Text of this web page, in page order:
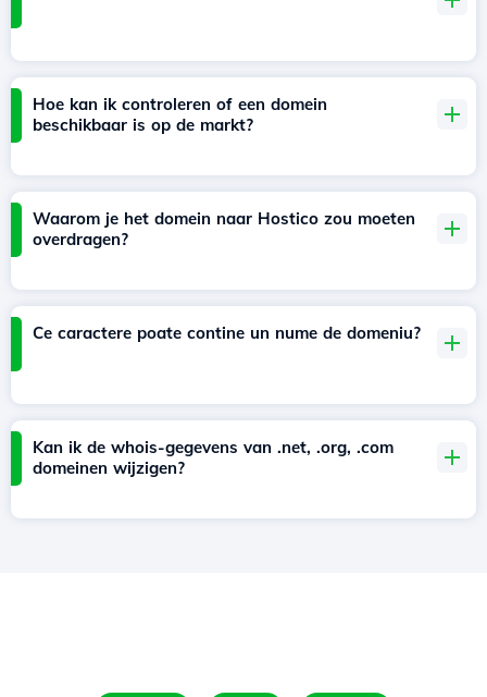
Hoe kan ik controleren of een domein
beschikbaar is op de markt?
Waarom je het domein naar Hostico zou moeten
overdragen?
Ce caractere poate contine un nume de domeniu?
Kan ik de whois-gegevens van .net, .org, .com
domeinen wijzigen?